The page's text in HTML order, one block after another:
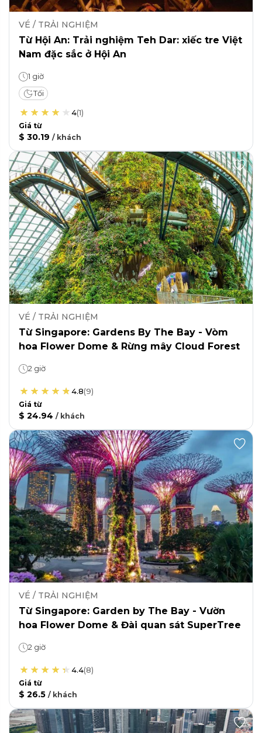
VÉ / TRẢI NGHIỆM
Từ Hội An: Trải nghiệm Teh Dar: xiếc tre Việt
Nam đặc sắc ở Hội An
1 giờ
Tối
4(1)
Giá từ
$ 30.19 / khách
VÉ / TRẢI NGHIỆM
Từ Singapore: Gardens By The Bay - Vòm
hoa Flower Dome & Rừng mây Cloud Forest
2 giờ
4.8(9)
Giá từ
$ 24.94 / khách
VÉ / TRẢI NGHIỆM
Từ Singapore: Garden by The Bay - Vườn
hoa Flower Dome & Đài quan sát SuperTree
2 giờ
4.4(8)
Giá từ
$ 26.5 / khách